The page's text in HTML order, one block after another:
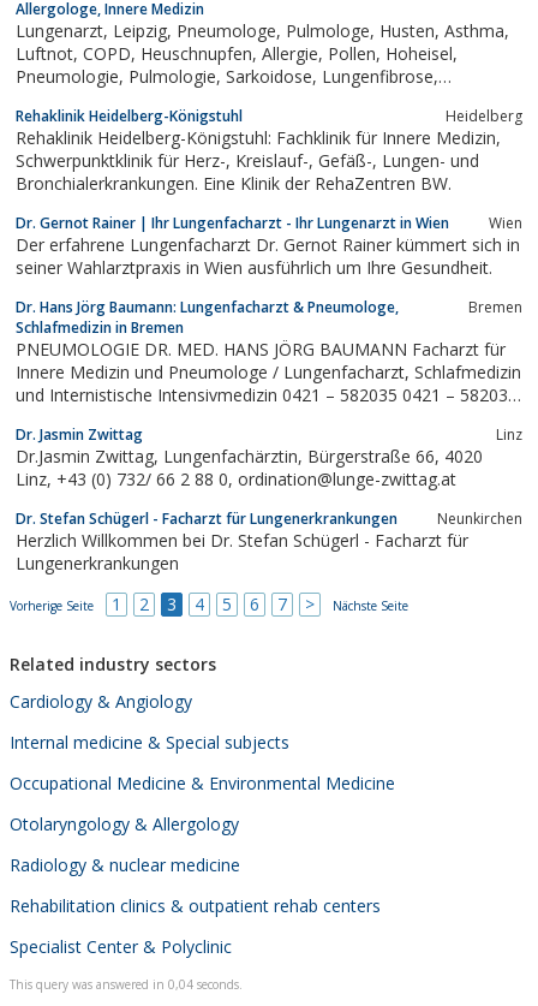
Allergologe, Innere Medizin
Lungenarzt, Leipzig, Pneumologe, Pulmologe, Husten, Asthma,
Luftnot, COPD, Heuschnupfen, Allergie, Pollen, Hoheisel,
Pneumologie, Pulmologie, Sarkoidose, Lungenfibrose,
Pricktest, Sauerstofftherapie, Sauerstoff, Milben,
Desensibilisierung, NO, NIOX,...
Rehaklinik Heidelberg-Königstuhl Heidelberg
Rehaklinik Heidelberg-Königstuhl: Fachklinik für Innere Medizin,
Schwerpunktklinik für Herz-, Kreislauf-, Gefäß-, Lungen- und
Bronchialerkrankungen. Eine Klinik der RehaZentren BW.
Dr. Gernot Rainer | Ihr Lungenfacharzt - Ihr Lungenarzt in Wien Wien
Der erfahrene Lungenfacharzt Dr. Gernot Rainer kümmert sich in
seiner Wahlarztpraxis in Wien ausführlich um Ihre Gesundheit.
Dr. Hans Jörg Baumann: Lungenfacharzt & Pneumologe,
Schlafmedizin in Bremen
Bremen
PNEUMOLOGIE DR. MED. HANS JÖRG BAUMANN Facharzt für
Innere Medizin und Pneumologe / Lungenfacharzt, Schlafmedizin
und Internistische Intensivmedizin 0421 – 582035 0421 – 582036
Bremen SPRECHZEITEN Montag 08 – 12 Uhr 15 – 18 Uhr
Dienstag 08 – 12 Uhr 15 – 18 Uhr...
Dr. Jasmin Zwittag Linz
Dr.Jasmin Zwittag, Lungenfachärztin, Bürgerstraße 66, 4020
Linz, +43 (0) 732/ 66 2 88 0, ordination@lunge-zwittag.at
Dr. Stefan Schügerl - Facharzt für Lungenerkrankungen Neunkirchen
Herzlich Willkommen bei Dr. Stefan Schügerl - Facharzt für
Lungenerkrankungen
Vorherige Seite 1 2 3 4 5 6 7 > Nächste Seite
Related industry sectors
Cardiology & Angiology
Internal medicine & Special subjects
Occupational Medicine & Environmental Medicine
Otolaryngology & Allergology
Radiology & nuclear medicine
Rehabilitation clinics & outpatient rehab centers
Specialist Center & Polyclinic
This query was answered in 0,04 seconds.